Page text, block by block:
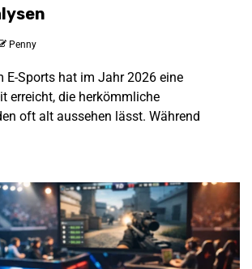
Penny
E-Sports hat im Jahr 2026 eine
erreicht, die herkömmliche
oft alt aussehen lässt. Während